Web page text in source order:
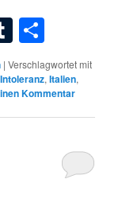
Tumblr
|Verschlagwortet mit
Intoleranz,Italien,
Kommentar